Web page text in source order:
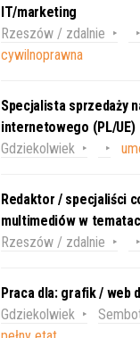
IT/marketing
Rzeszów / zdalnie
cywilnoprawna
Specjalista sprzedaży
internetowego (PL/UE)
Gdziekolwiek
Redaktor / specjaliści
multimediów w
Rzeszów / zdalnie
Praca dla: grafik / web
Gdziekolwiek